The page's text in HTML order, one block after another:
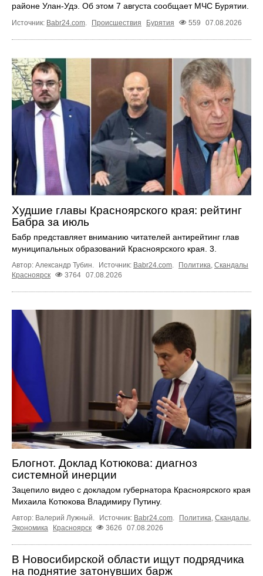
районе Улан-Удэ. Об этом 7 августа сообщает МЧС Бурятии.
Источник: Babr24.com Происшествия Бурятия 559 07.08.2026
Худшие главы Красноярского края: рейтинг
Бабра за июль
Бабр представляет вниманию читателей антирейтинг глав
муниципальных образований Красноярского края. 3.
Автор: Александр Тубин. Источник: Babr24.com. Политика, Скандалы
Красноярск
3764 07.08.2026
Блогнот. Доклад Котюкова: диагноз
системной инерции
Зацепило видео с докладом губернатора Красноярского края
Михаила Котюкова Владимиру Путину.
Автор: Валерий Лужный. Источник: Babr24.com. Политика, Скандалы,
Экономика
Красноярск 3626 07.08.2026
В Новосибирской области ищут подрядчика
на поднятие затонувших барж